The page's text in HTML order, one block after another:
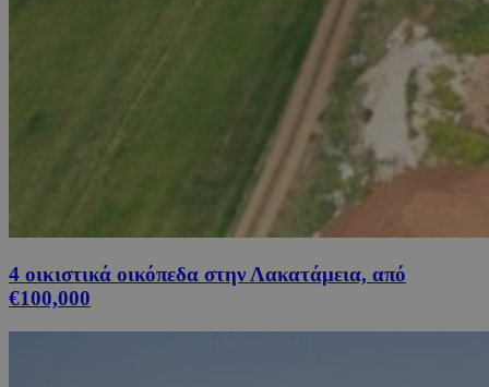
4 οικιστικά οικόπεδα στην Λακατάμεια, από
€100,000